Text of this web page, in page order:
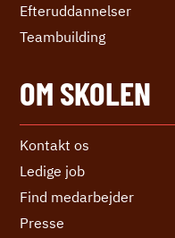
Efter­uddannelser
Teambuilding
OM SKOLEN
Kontakt os
Ledige job
Find medarbejder
Presse